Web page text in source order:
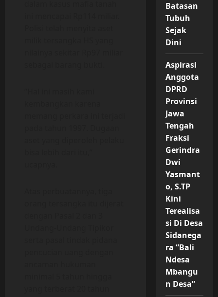
Batasan
Tubuh
Sejak
Dini
Aspirasi
Anggota
DPRD
Provinsi
Jawa
Tengah
Fraksi
Gerindra
Dwi
Yasmant
o, S.TP
Kini
Terealisa
si Di Desa
Sidanega
ra “Bali
Ndesa
Mbangu
n Desa”